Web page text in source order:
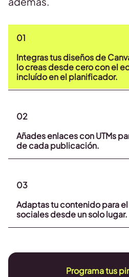
01
Integras tus diseños de
lo creas desde cero con el
incluído en el planificador.
02
Añades enlaces con UTMs
de cada publicación.
03
Adaptas tu contenido para
sociales desde un solo lugar.
Programa tus